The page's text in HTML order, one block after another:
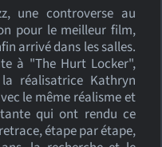
une controverse au
pour le meilleur film,
arrivé dans les salles.
à "The Hurt Locker",
réalisatrice Kathryn
le même réalisme et
qui ont rendu ce
étape par étape,